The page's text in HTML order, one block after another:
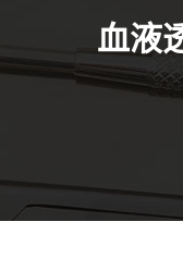
血液